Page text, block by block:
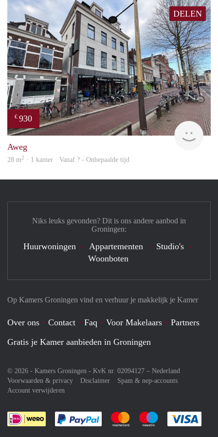
DELEN
€ 930
Vici
Aweg
28 m2 · 1 kamer · Vanaf ? - Onbepaalde tijd
Op Kamers Groningen vind en verhuur je makkelijk je Kamer
Over ons Contact Faq Voor Makelaars
Partners
Gratis je Kamer aanbieden in Groningen
© 2026 - Kamers Groningen - KvK nr. 02094127 – Nederland
Voorwaarden & privacy
Disclaimer
Spam & nep-accounts
Account verwijderen
Je rekent gemakkelijk af met Paypal
Je rekent gemakkelijk af met
Je rekent
Niks leuks gevonden? Dit is ons andere aanbod in
Groningen:
Huurwoningen Appartementen
Studio's
Woonboten